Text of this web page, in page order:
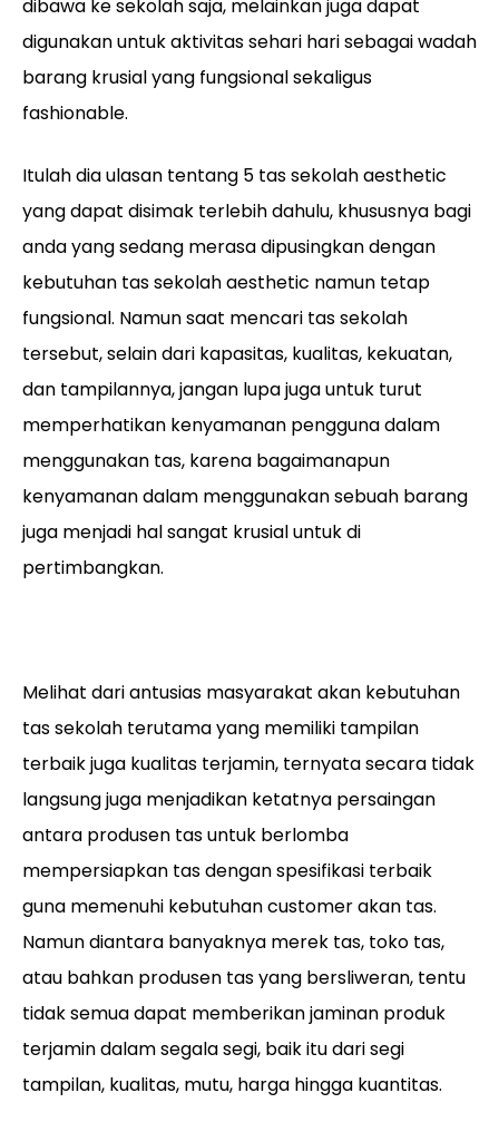
dibawa ke sekolah saja, melainkan juga dapat
digunakan untuk aktivitas sehari hari sebagai wadah
barang krusial yang fungsional sekaligus
fashionable.
Itulah dia ulasan tentang 5 tas sekolah aesthetic
yang dapat disimak terlebih dahulu, khususnya bagi
anda yang sedang merasa dipusingkan dengan
kebutuhan tas sekolah aesthetic namun tetap
fungsional. Namun saat mencari tas sekolah
tersebut, selain dari kapasitas, kualitas, kekuatan,
dan tampilannya, jangan lupa juga untuk turut
memperhatikan kenyamanan pengguna dalam
menggunakan tas, karena bagaimanapun
kenyamanan dalam menggunakan sebuah barang
juga menjadi hal sangat krusial untuk di
pertimbangkan.
Melihat dari antusias masyarakat akan kebutuhan
tas sekolah terutama yang memiliki tampilan
terbaik juga kualitas terjamin, ternyata secara tidak
langsung juga menjadikan ketatnya persaingan
antara produsen tas untuk berlomba
mempersiapkan tas dengan spesifikasi terbaik
guna memenuhi kebutuhan customer akan tas.
Namun diantara banyaknya merek tas, toko tas,
atau bahkan produsen tas yang bersliweran, tentu
tidak semua dapat memberikan jaminan produk
terjamin dalam segala segi, baik itu dari segi
tampilan, kualitas, mutu, harga hingga kuantitas.